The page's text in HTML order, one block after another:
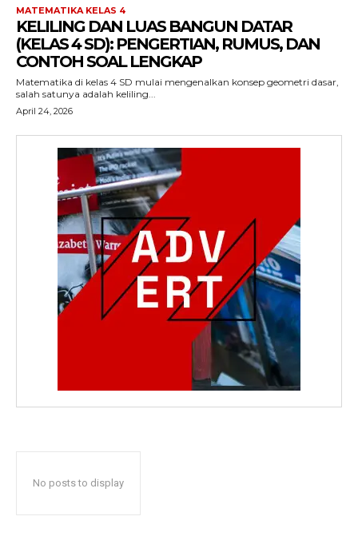
MATEMATIKA KELAS 4
KELILING DAN LUAS BANGUN DATAR
(KELAS 4 SD): PENGERTIAN, RUMUS, DAN
CONTOH SOAL LENGKAP
Matematika di kelas 4 SD mulai mengenalkan konsep geometri dasar,
salah satunya adalah keliling...
April 24, 2026
No posts to display